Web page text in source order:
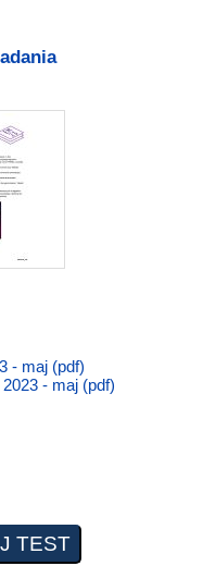
- maj (pdf)
- maj (pdf)